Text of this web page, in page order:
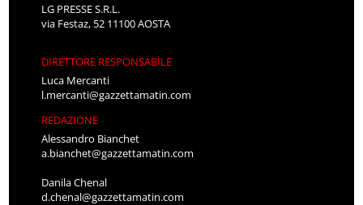
LG PRESSE S.R.L.
via Festaz, 52 11100 AOSTA
DIRETTORE RESPONSABILE
Luca Mercanti
l.mercanti@gazzettamatin.com
REDAZIONE
Alessandro Bianchet
a.bianchet@gazzettamatin.com
Danila Chenal
d.chenal@gazzettamatin.com